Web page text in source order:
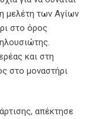
μελέτη των Αγίων
στο όρος
και στη
στο μοναστήρι
απέκτησε